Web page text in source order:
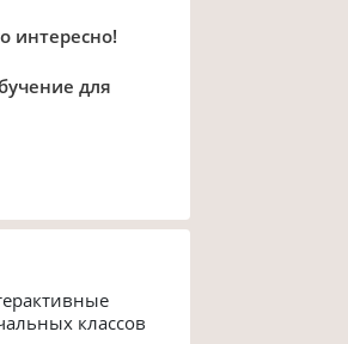
интересно!
для
классов